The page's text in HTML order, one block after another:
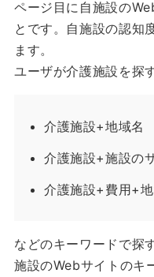
ページ目に自施設の
とです。自施設の認知
ます。
ユーザが介護施設を探
介護施設+地域名
介護施設+施設の
介護施設+費用+
などのキーワードで探
施設のWebサイトのキ